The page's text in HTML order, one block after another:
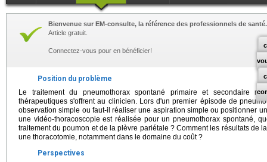
Bienvenue sur EM-consulte, la référence des professionnels de santé.
Article gratuit.
Connectez-vous pour en bénéficier!
Position du problème
Le traitement du pneumothorax spontané primaire et secondaire
thérapeutiques s'offrent au clinicien. Lors d'un premier épisode de
observation simple ou faut-il réaliser une aspiration simple ou positionner
une vidéo-thoracoscopie est réalisée pour un pneumothorax spontané,
traitement du poumon et de la plèvre pariétale ? Comment les résultats de
une thoracotomie, notamment dans le domaine du coût ?
Perspectives